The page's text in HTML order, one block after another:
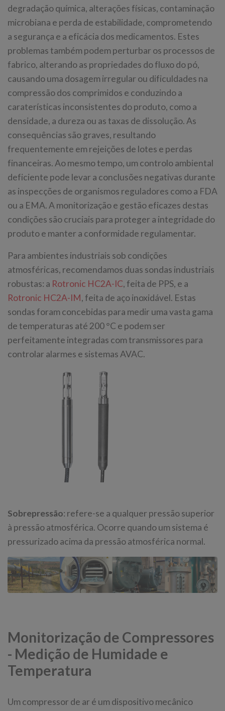
degradação química, alterações físicas, contaminação
microbiana e perda de estabilidade, comprometendo
a segurança e a eficácia dos medicamentos. Estes
problemas também podem perturbar os processos de
fabrico, alterando as propriedades do fluxo do pó,
causando uma dosagem irregular ou dificuldades na
compressão dos comprimidos e conduzindo a
caraterísticas inconsistentes do produto, como a
densidade, a dureza ou as taxas de dissolução. As
consequências são graves, resultando
frequentemente em rejeições de lotes e perdas
financeiras. Ao mesmo tempo, um controlo ambiental
deficiente pode levar a conclusões negativas durante
as inspecções de organismos reguladores como a FDA
ou a EMA. A monitorização e gestão eficazes destas
condições são cruciais para proteger a integridade do
produto e manter a conformidade regulamentar.
Para ambientes industriais sob condições
atmosféricas, recomendamos duas sondas industriais
robustas: a Rotronic HC2A-IC, feita de PPS, e a
Rotronic HC2A-IM, feita de aço inoxidável. Estas
sondas foram concebidas para medir uma vasta gama
de temperaturas até 200 °C e podem ser
perfeitamente integradas com transmissores para
controlar alarmes e sistemas AVAC.
Sobrepressão: refere-se a qualquer pressão superior
à pressão atmosférica. Ocorre quando um sistema é
pressurizado acima da pressão atmosférica normal.
Monitorização de Compressores
- Medição de Humidade e
Temperatura
Um compressor de ar é um dispositivo mecânico